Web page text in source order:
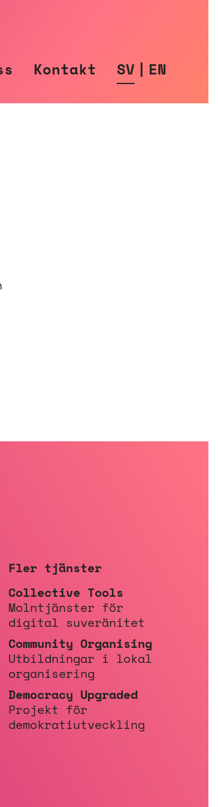
Kontakt SV EN
Fler tjänster
Collective Tools
Molntjänster för
digital suveränitet
Community Organising
Utbildningar i lokal
organisering
Democracy Upgraded
Projekt för
demokratiutveckling